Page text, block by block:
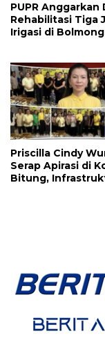
PUPR Anggarkan
Rehabilitasi Tiga
Irigasi di Bolmong
Priscilla Cindy
Serap Apirasi di
Bitung,